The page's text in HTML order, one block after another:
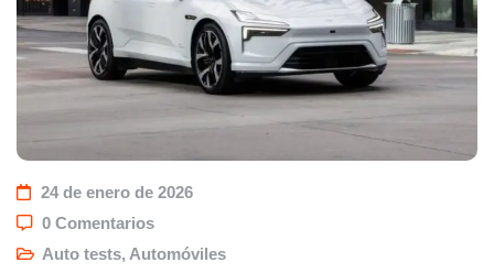
24 de enero de 2026
0 Comentarios
Auto tests, Automóviles